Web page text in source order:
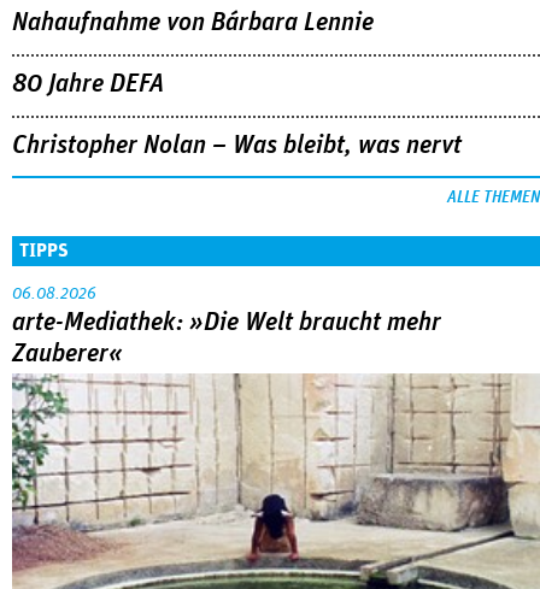
TIPPS
06.08.2026
arte-Mediathek: »Die Welt braucht mehr
Zauberer«
Ben Rivers entwirft einen poetischen Endzeitfilm zwischen